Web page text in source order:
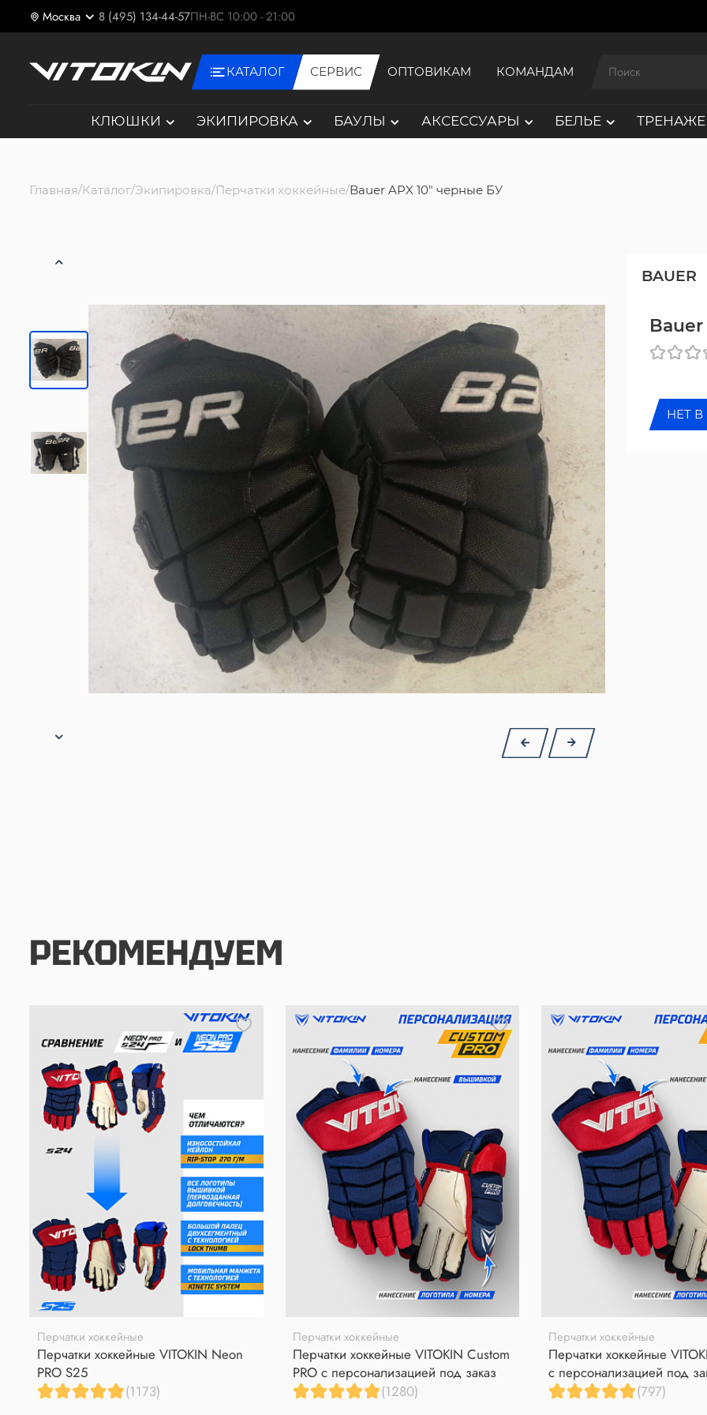
Москва 8 (495) 134-44-57ПН-ВС 10:00 - 21:00
КАТАЛОГ СЕРВИС ОПТОВИКАМ КОМАНДАМ
КЛЮШКИ ЭКИПИРОВКА БАУЛЫ АКСЕССУАРЫ БЕЛЬЕ
Главная Каталог Экипировка Перчатки хоккейные Bauer APX 10" черные БУ
BAUER
НЕТ
РЕКОМЕНДУЕМ
Перчатки хоккейные
Перчатки хоккейные VITOKIN Neon
PRO S25
(1173)
Перчатки хоккейные
Перчатки хоккейные VITOKIN Custom
PRO с персонализацией под заказ
(1280)
Перчатки хоккейные
Перчатки хоккейные
с персонализацией под
(797)